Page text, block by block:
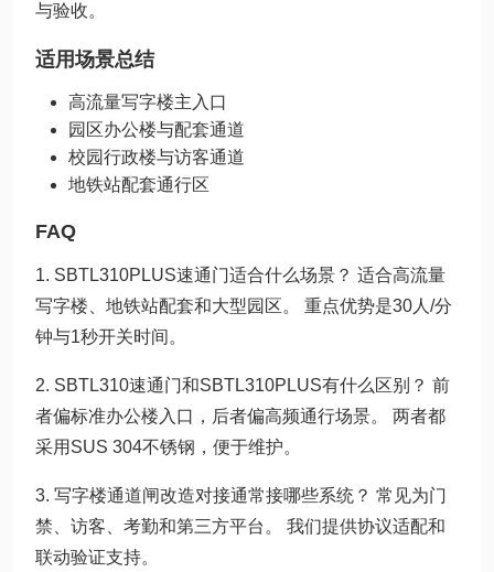
与验收。
适用场景总结
高流量写字楼主入口
园区办公楼与配套通道
校园行政楼与访客通道
地铁站配套通行区
FAQ
1. SBTL310PLUS速通门适合什么场景？ 适合高流量
写字楼、地铁站配套和大型园区。 重点优势是30人/分
钟与1秒开关时间。
2. SBTL310速通门和SBTL310PLUS有什么区别？ 前
者偏标准办公楼入口，后者偏高频通行场景。 两者都
采用SUS 304不锈钢，便于维护。
3. 写字楼通道闸改造对接通常接哪些系统？ 常见为门
禁、访客、考勤和第三方平台。 我们提供协议适配和
联动验证支持。